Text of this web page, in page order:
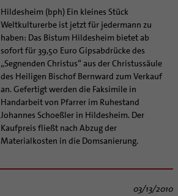
Hildesheim (bph) Ein kleines Stück
Weltkulturerbe ist jetzt für jedermann zu
haben: Das Bistum Hildesheim bietet ab
sofort für 39,50 Euro Gipsabdrücke des
„Segnenden Christus“ aus der Christussäule
des Heiligen Bischof Bernward zum Verkauf
an. Gefertigt werden die Faksimile in
Handarbeit von Pfarrer im Ruhestand
Johannes Schoeßler in Hildesheim. Der
Kaufpreis fließt nach Abzug der
Materialkosten in die Domsanierung.
03/13/2010